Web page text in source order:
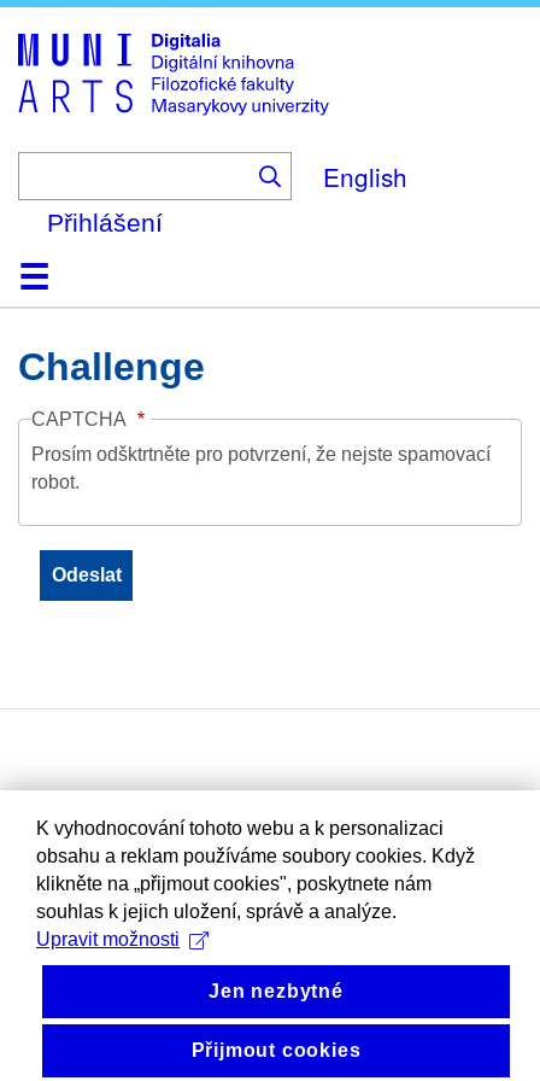
to
main
content
English
Přihlášení
DomůKolekce
Prohlížení
Vyhledávání
O platformě
Nápověda
KontaktDigitalia
Challenge
CAPTCHA
Prosím odšktrtněte pro potvrzení, že nejste spamovací
robot.
K vyhodnocování tohoto webu a k personalizaci
obsahu a reklam používáme soubory cookies. Když
klikněte na „přijmout cookies", poskytnete nám
souhlas k jejich uložení, správě a analýze.
Upravit možnosti
Jen nezbytné
Přijmout cookies